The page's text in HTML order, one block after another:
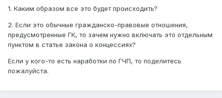
1. Каким образом все это будет происходить?
2. Если это обычные гражданско-правовые отношения,
предусмотренные ГК, то зачем нужно включать это отдельным
пунктом в статье закона о концессиях?
Если у кого-то есть наработки по ГЧП, то поделитесь
пожалуйста.